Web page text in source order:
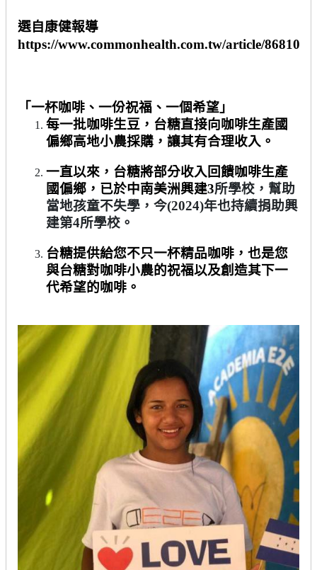
選自康健報導
https://www.commonhealth.com.tw/article/86810
「一杯咖啡、一份祝福、一個希望」
每一批咖啡生豆，台糖直接向咖啡生產國
偏鄉高地小農採購，讓其有合理收入。
一直以來，台糖將部分收入回饋咖啡生產
國偏鄉，已於中南美洲興建3所學校，幫助
當地孩童不失學，今(2024)年也持續捐助興
建第4所學校。
台糖提供給您不只一杯精品咖啡，也是您
與台糖對咖啡小農的祝福以及創造其下一
代希望的咖啡。